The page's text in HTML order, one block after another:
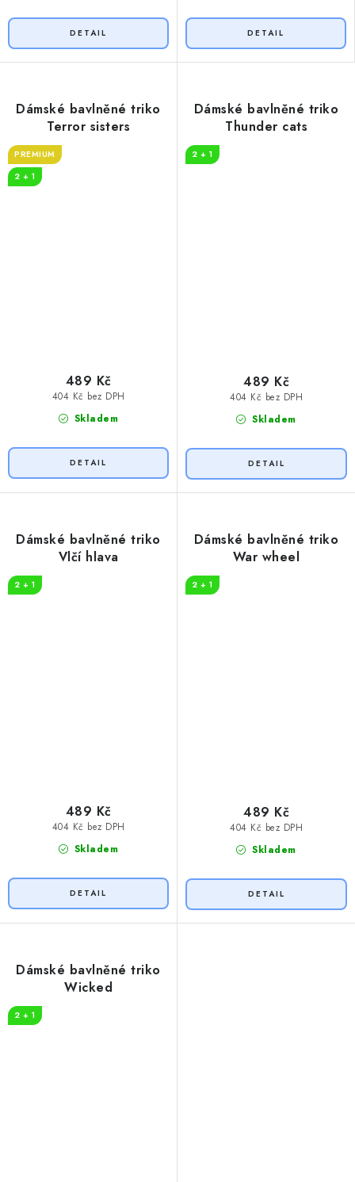
Dámské bavlněné triko
Terror sisters
PREMIUM
2 + 1
Skladem
404 Kč bez DPH
489 Kč
Dámské bavlněné triko
Thunder cats
2 + 1
Skladem
404 Kč bez DPH
489 Kč
Dámské bavlněné triko
Vlčí hlava
2 + 1
Skladem
404 Kč bez DPH
489 Kč
Dámské bavlněné triko
War wheel
2 + 1
Skladem
404 Kč bez DPH
489 Kč
Dámské bavlněné triko
Wicked
2 + 1